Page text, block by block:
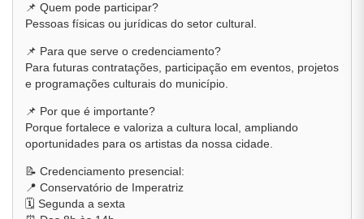
📌 Quem pode participar?
Pessoas físicas ou jurídicas do setor cultural.
📌 Para que serve o credenciamento?
Para futuras contratações, participação em eventos, projetos
e programações culturais do município.
📌 Por que é importante?
Porque fortalece e valoriza a cultura local, ampliando
oportunidades para os artistas da nossa cidade.
📝 Credenciamento presencial:
📍 Conservatório de Imperatriz
🗓️ Segunda a sexta